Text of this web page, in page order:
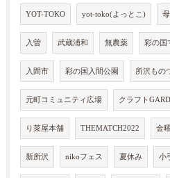
YOT-TOKO yot-toko(よっとこ)
入曽 武蔵浦和 無農薬 彩の国
入間市 彩の国入間公園 所沢もの
元町コミュニティ広場 クラフト
り菜屋本舗 THEMATCH2022 金
新所沢 nikoフェス 夏休み 小